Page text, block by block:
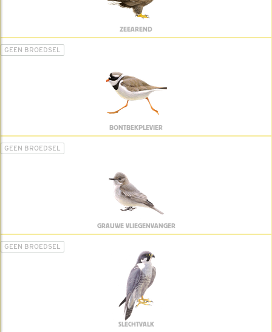
ZEEAREND
GEEN BROEDSEL
BONTBEKPLEVIER
GEEN BROEDSEL
GRAUWE VLIEGENVANGER
GEEN BROEDSEL
SLECHTVALK